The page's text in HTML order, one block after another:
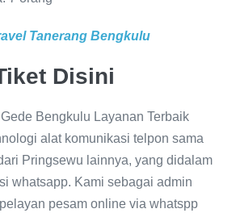
Tanerang Bengkulu
Disini
Bengkulu Layanan Terbaik
alat komunikasi telpon sama
Pringsewu lainnya, yang didalam
whatsapp. Kami sebagai admin
pesam online via whatspp